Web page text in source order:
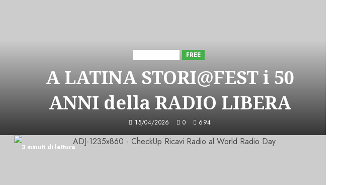
FREE
A LATINA STORI@FEST i 50
ANNI della RADIO LIBERA
15/04/2026 0 694
3 minuti di lettura